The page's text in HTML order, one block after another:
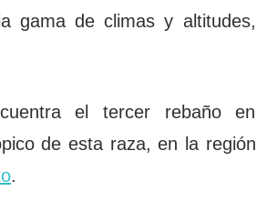
gama de climas y altitudes,
el tercer rebaño en
de esta raza, en la región
.